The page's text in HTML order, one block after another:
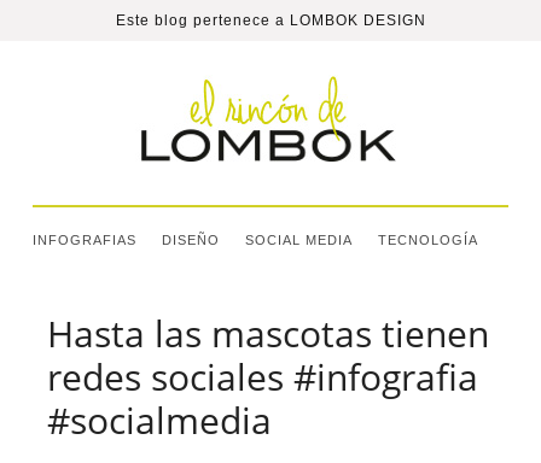
Este blog pertenece a LOMBOK DESIGN
INFOGRAFIAS DISEÑO SOCIAL MEDIA TECNOLOGÍA
Hasta las mascotas tienen
redes sociales #infografia
#socialmedia